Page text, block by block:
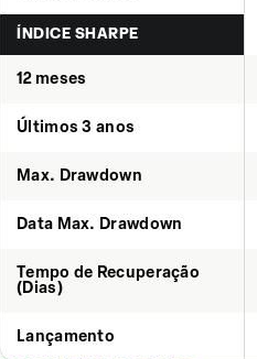
ÍNDICE SHARPE
12 meses
Últimos 3 anos
Max. Drawdown
Data Max. Drawdown
Tempo de Recuperação
(Dias)
Lançamento